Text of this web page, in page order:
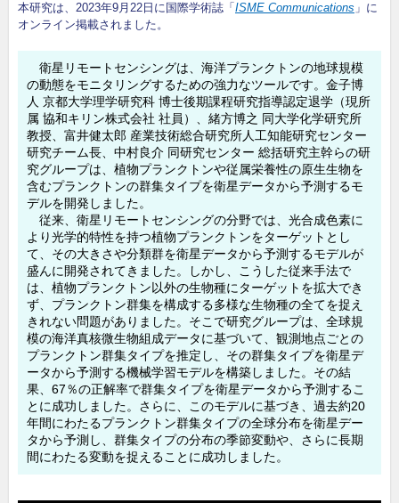
c
e
b
o
o
k
本研究は、2023年9月22日に国際学術誌「 ISME Communications 」に
オンライン掲載されました。
衛星リモートセンシングは、海洋プランクトンの地球規模
の動態をモニタリングするための強力なツールです。金子博
人 京都大学理学研究科 博士後期課程研究指導認定退学（現所
属 協和キリン株式会社 社員）、緒方博之 同大学化学研究所
教授、富井健太郎 産業技術総合研究所人工知能研究センター
研究チーム長、中村良介 同研究センター 総括研究主幹らの研
究グループは、植物プランクトンや従属栄養性の原生生物を
含むプランクトンの群集タイプを衛星データから予測するモ
デルを開発しました。
従来、衛星リモートセンシングの分野では、光合成色素に
より光学的特性を持つ植物プランクトンをターゲットとし
て、その大きさや分類群を衛星データから予測するモデルが
盛んに開発されてきました。しかし、こうした従来手法で
は、植物プランクトン以外の生物種にターゲットを拡大でき
ず、プランクトン群集を構成する多様な生物種の全てを捉え
きれない問題がありました。そこで研究グループは、全球規
模の海洋真核微生物組成データに基づいて、観測地点ごとの
プランクトン群集タイプを推定し、その群集タイプを衛星デ
ータから予測する機械学習モデルを構築しました。その結
果、67％の正解率で群集タイプを衛星データから予測するこ
とに成功しました。さらに、このモデルに基づき、過去約20
年間にわたるプランクトン群集タイプの全球分布を衛星デー
タから予測し、群集タイプの分布の季節変動や、さらに長期
間にわたる変動を捉えることに成功しました。